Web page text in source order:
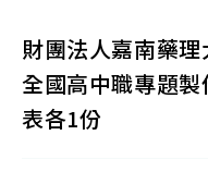
財團法人嘉南藥
全國高中職專題
表各1份